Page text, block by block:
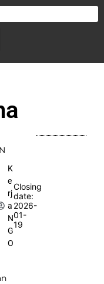
K
e
rj
a
N
G
O
Closing
date:
2026-
01-
19